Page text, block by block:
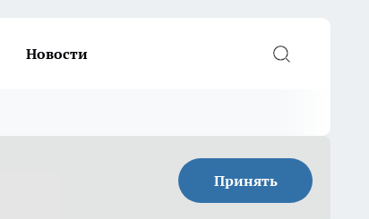
Новости
Принять